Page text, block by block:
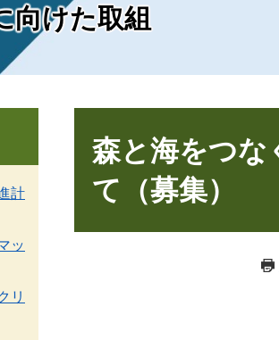
向けた取組
森と海をつな
て（募集）
計
ッ
リ